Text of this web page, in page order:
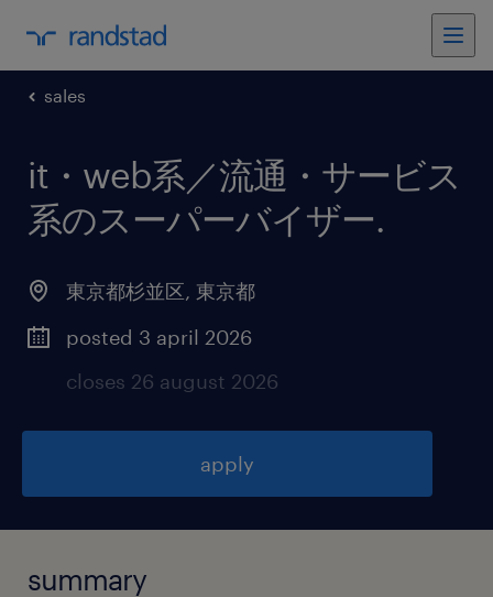
sales
it・web系／流通・サービス
系のスーパーバイザー.
東京都杉並区, 東京都
posted 3 april 2026
closes 26 august 2026
apply
summary